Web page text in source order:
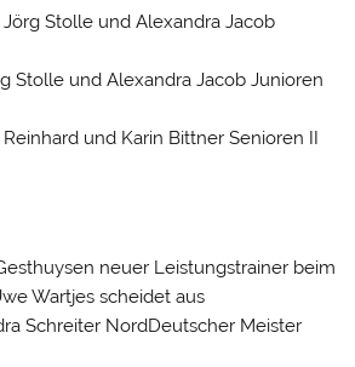
Stolle und Alexandra Jacob
Stolle und Alexandra Jacob Junioren
und Karin Bittner Senioren II
neuer Leistungstrainer beim
Wartjes scheidet aus
Schreiter NordDeutscher Meister